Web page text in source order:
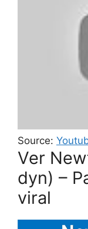
Source:
Ver
dyn) –
viral